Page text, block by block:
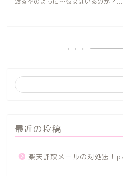
渡る空のように～彼女はいるのか？...
最近の投稿
楽天詐欺メールの対処法！